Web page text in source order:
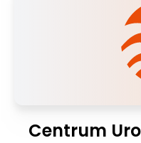
Centrum